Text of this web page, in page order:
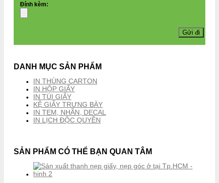
Đính kèm:
DANH MỤC SẢN PHẨM
IN THÙNG CARTON
IN HỘP GIẤY
IN TÚI GIẤY
KỆ GIẤY TRƯNG BÀY
IN TEM, NHÃN, DECAL
IN LỊCH ĐỘC QUYỀN
SẢN PHẨM CÓ THỂ BẠN QUAN TÂM